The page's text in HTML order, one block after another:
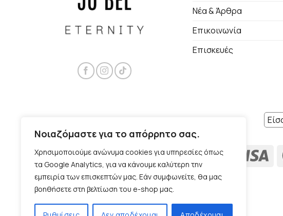
Νοιαζόμαστε για το απόρρητο σας.
Χρησιμοποιούμε ανώνυμα cookies για υπηρεσίες όπως
τα Google Analytics, για να κάνουμε καλύτερη την
εμπειρία των επισκεπτών μας. Εάν συμφωνείτε, θα μας
βοηθήσετε στη βελτίωση του e-shop μας.
Νέα & Άρθρα
Επικοινωνία
Επισκευές